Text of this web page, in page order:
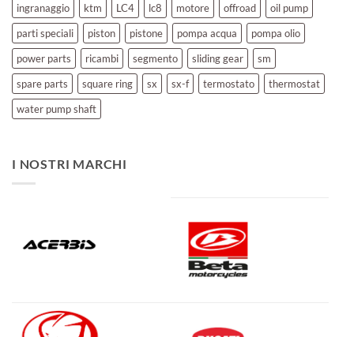
ingranaggio
ktm LC4 lc8 motore offroad
oil pump
parti speciali
piston pistone pompa acqua
pompa olio
power parts
ricambi segmento sliding gear
sm
spare parts
square ring sx sx-f termostato
thermostat
water pump shaft
I NOSTRI MARCHI